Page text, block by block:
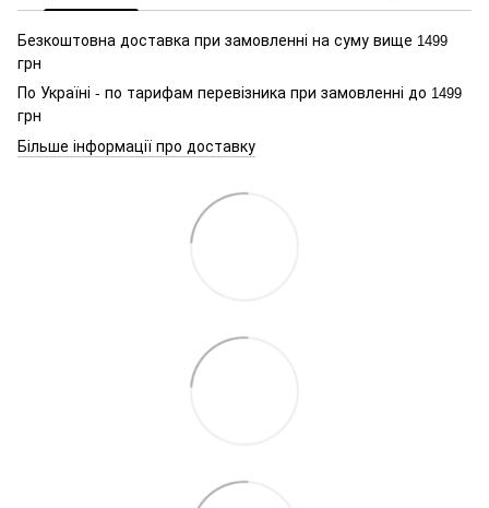
Безкоштовна доставка при замовленні на суму вище 1499
грн
По Україні - по тарифам перевізника при замовленні до 1499
грн
Більше інформації про доставку